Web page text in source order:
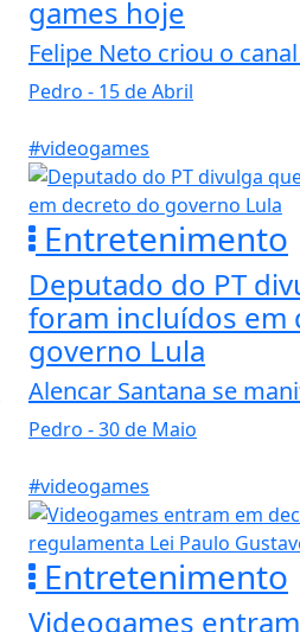
games hoje
Felipe Neto criou o
Pedro - 15 de Abril
#videogames
Entretenimento
Deputado do PT
foram incluídos em
governo Lula
Alencar Santana se
Pedro - 30 de Maio
#videogames
Entretenimento
Videogames